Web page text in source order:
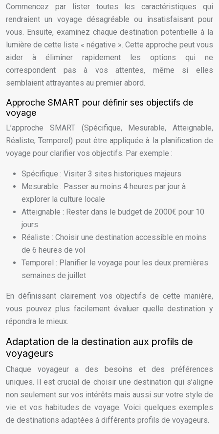
Commencez par lister toutes les caractéristiques qui
rendraient un voyage désagréable ou insatisfaisant pour
vous. Ensuite, examinez chaque destination potentielle à la
lumière de cette liste « négative ». Cette approche peut vous
aider à éliminer rapidement les options qui ne
correspondent pas à vos attentes, même si elles
semblaient attrayantes au premier abord.
Approche SMART pour définir ses objectifs de
voyage
L’approche SMART (Spécifique, Mesurable, Atteignable,
Réaliste, Temporel) peut être appliquée à la planification de
voyage pour clarifier vos objectifs. Par exemple :
Spécifique : Visiter 3 sites historiques majeurs
Mesurable : Passer au moins 4 heures par jour à
explorer la culture locale
Atteignable : Rester dans le budget de 2000€ pour 10
jours
Réaliste : Choisir une destination accessible en moins
de 6 heures de vol
Temporel : Planifier le voyage pour les deux premières
semaines de juillet
En définissant clairement vos objectifs de cette manière,
vous pouvez plus facilement évaluer quelle destination y
répondra le mieux.
Adaptation de la destination aux profils de
voyageurs
Chaque voyageur a des besoins et des préférences
uniques. Il est crucial de choisir une destination qui s’aligne
non seulement sur vos intérêts mais aussi sur votre style de
vie et vos habitudes de voyage. Voici quelques exemples
de destinations adaptées à différents profils de voyageurs.